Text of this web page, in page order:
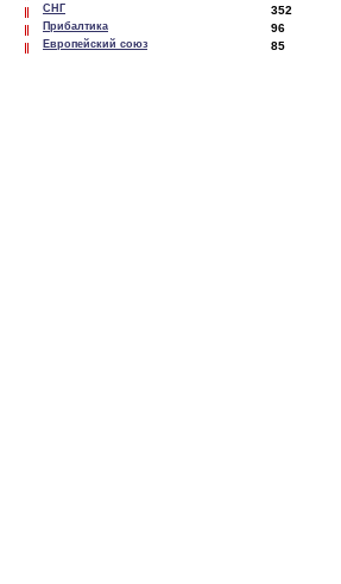
СНГ 352
Прибалтика 96
Европейский союз 85